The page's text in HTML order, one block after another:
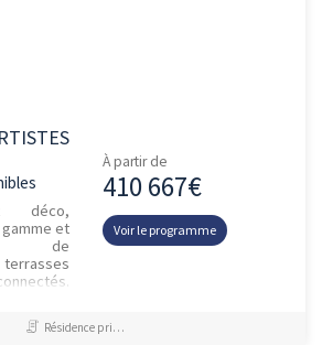
déco,
et
de
parfait !
À partir de
410 667€
Voir le programme
Résidence principale / PTZ, Investissement et Défiscalisation